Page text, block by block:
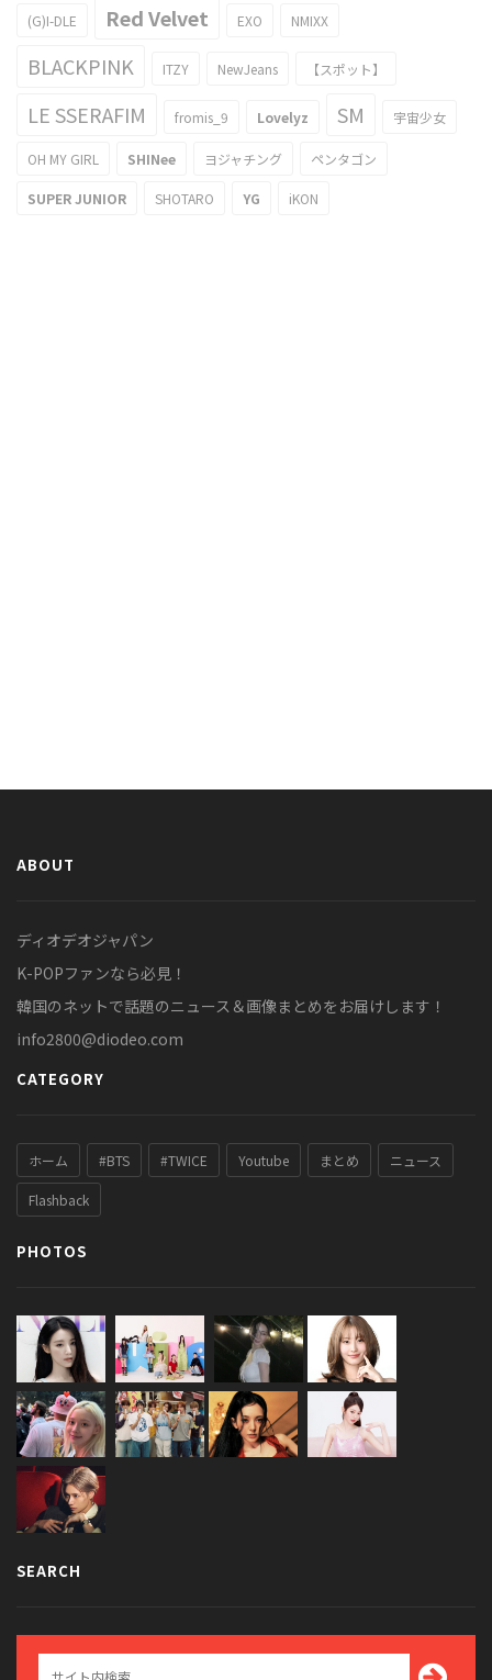
(G)I-DLE Red Velvet EXO NMIXX
BLACKPINK ITZY NewJeans 【スポット】
LE SSERAFIM fromis_9 Lovelyz SM 宇宙少女
OH MY GIRL SHINee ヨジャチング ペンタゴン
SUPER JUNIOR SHOTARO YG iKON
ABOUT
ディオデオジャパン
K-POPファンなら必見！
韓国のネットで話題のニュース＆画像まとめをお届けします！
info2800@diodeo.com
CATEGORY
ホーム #BTS #TWICE Youtube まとめ ニュース
Flashback
PHOTOS
SEARCH